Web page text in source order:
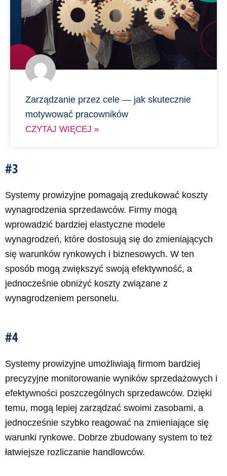
Zarządzanie przez cele — jak skutecznie
motywować pracowników
CZYTAJ WIĘCEJ »
#3
Systemy prowizyjne pomagają zredukować koszty
wynagrodzenia sprzedawców. Firmy mogą
wprowadzić bardziej elastyczne modele
wynagrodzeń, które dostosują się do zmieniających
się warunków rynkowych i biznesowych. W ten
sposób mogą zwiększyć swoją efektywność, a
jednocześnie obniżyć koszty związane z
wynagrodzeniem personelu.
#4
Systemy prowizyjne umożliwiają firmom bardziej
precyzyjne monitorowanie wyników sprzedażowych i
efektywności poszczególnych sprzedawców. Dzięki
temu, mogą lepiej zarządzać swoimi zasobami, a
jednocześnie szybko reagować na zmieniające się
warunki rynkowe. Dobrze zbudowany system to też
łatwiejsze rozliczanie handlowców.